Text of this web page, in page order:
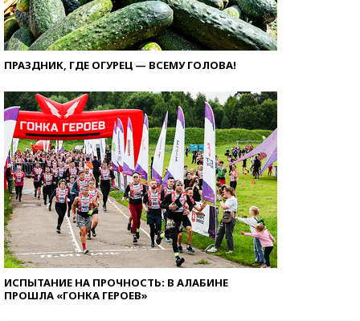
ПРАЗДНИК, ГДЕ ОГУРЕЦ — ВСЕМУ ГОЛОВА!
ИСПЫТАНИЕ НА ПРОЧНОСТЬ: В АЛАБИНЕ
ПРОШЛА «ГОНКА ГЕРОЕВ»